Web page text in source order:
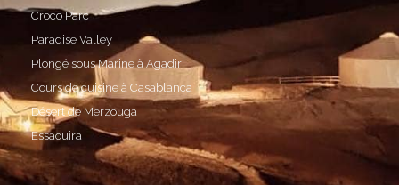
Croco Parc
Paradise Valley
Plongé sous Marine à Agadir
Cours de cuisine à Casablanca
Désert de Merzouga
Essaouira